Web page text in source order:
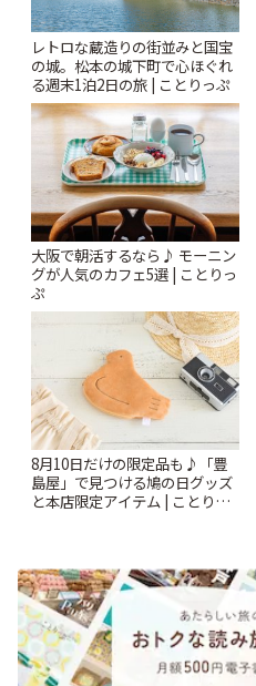
レトロな蔵造りの街並みと国宝
の城。松本の城下町で心ほぐれ
る週末1泊2日の旅 | ことりっぷ
大阪で朝活するなら♪ モーニン
グが人気のカフェ5選 | ことりっ
ぷ
8月10日だけの限定品も♪「豊
島屋」で見つける鳩の日グッズ
と本店限定アイテム | ことりっ